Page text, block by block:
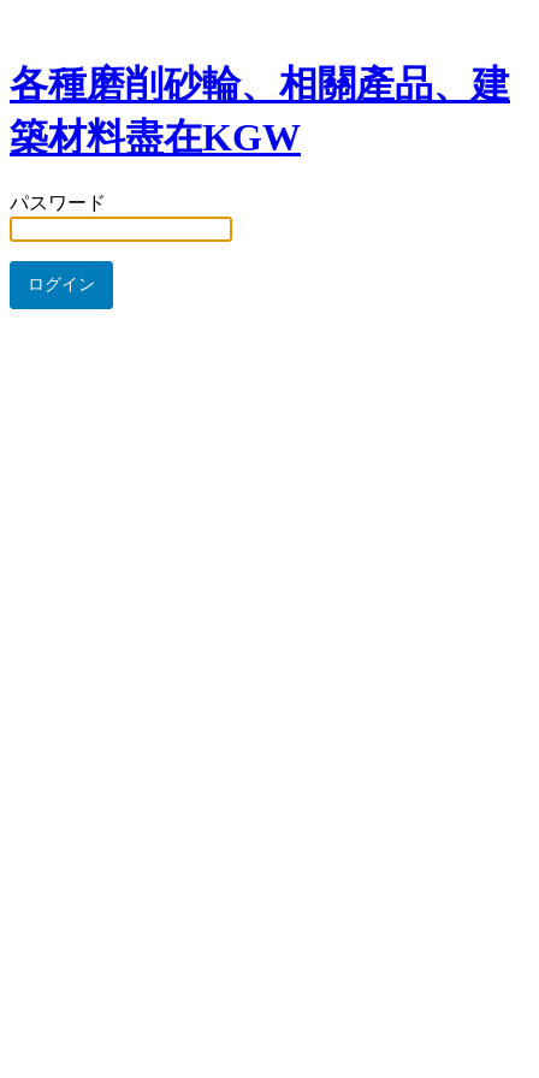
各種磨削砂輪、相關產品、建
築材料盡在KGW
パスワード